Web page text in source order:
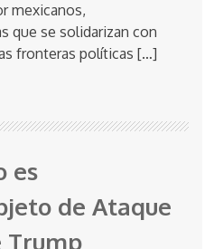
mexicanos,
que se solidarizan con
fronteras políticas […]
es
de Ataque
Trump